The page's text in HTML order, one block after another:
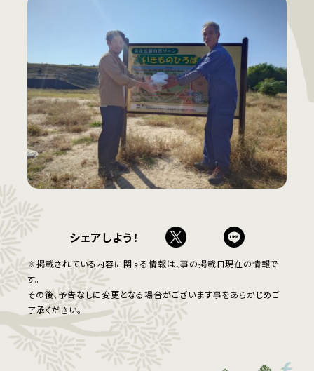
シェアしよう！
※掲載されている内容に関する情報は、事の掲載日現在の情報で
す。
その後、予告なしに変更となる場合がございます事をあらかじめご
了承ください。